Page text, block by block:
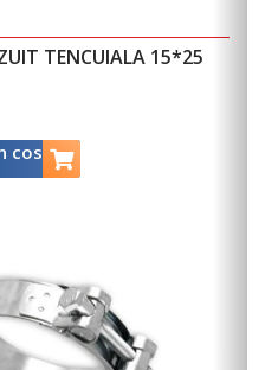
TENCUIALA 15*25
cos